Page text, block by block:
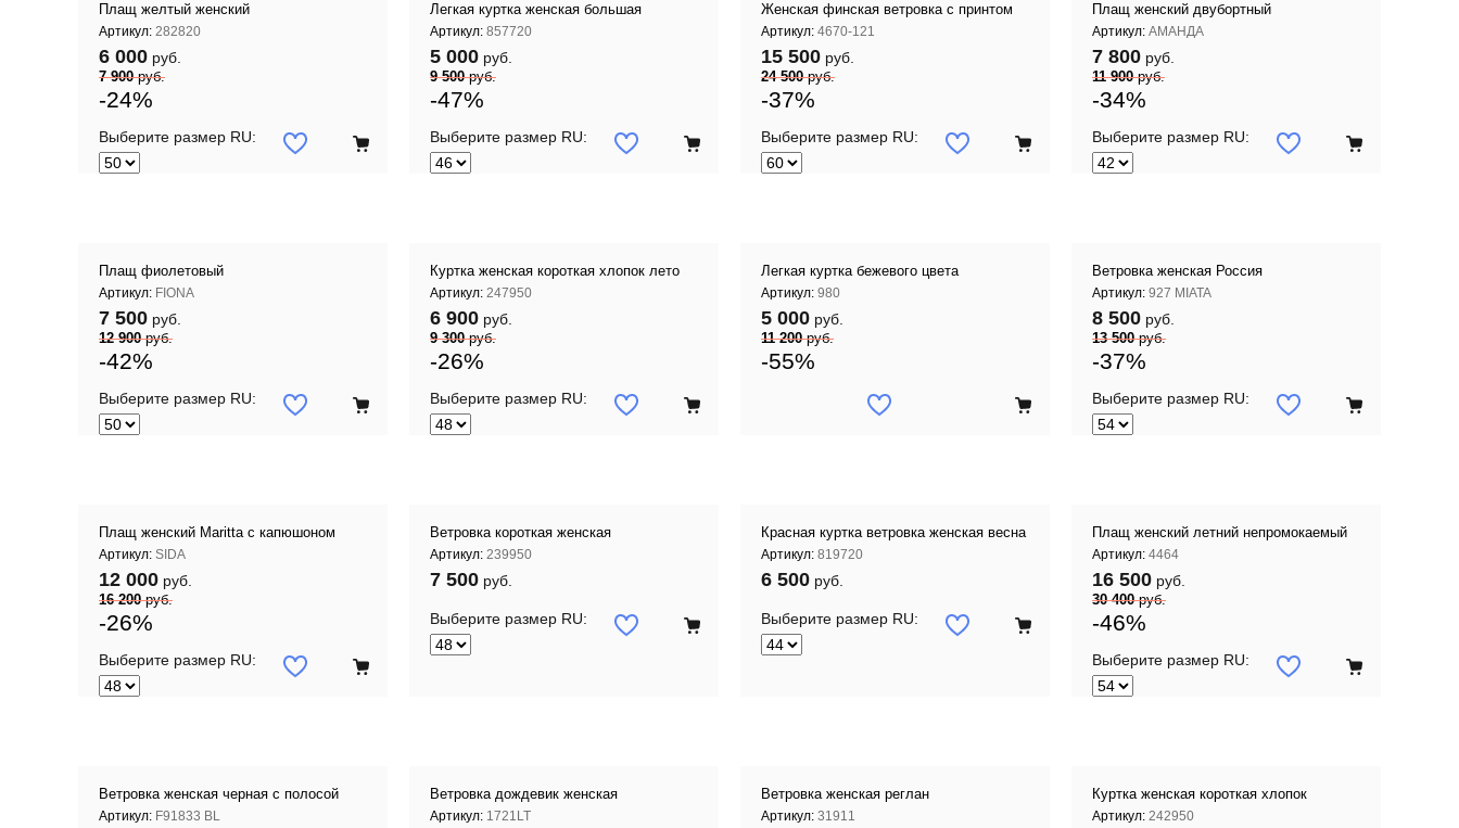
Плащ желтый женский
Артикул: 282820
6 000 руб.
7 900руб.
-24%
Выберите размер RU:
Легкая куртка женская большая
Артикул: 857720
5 000 руб.
9 500руб.
-47%
Выберите размер RU:
Женская финская ветровка с принтом
Артикул: 4670-121
15 500 руб.
24 500руб.
-37%
Выберите размер RU:
Плащ женский двубортный
Артикул: АМАНДА
7 800 руб.
11 900руб.
-34%
Выберите размер RU:
Добавить в корзину
Плащ фиолетовый
Артикул: FIONA
7 500 руб.
12 900руб.
-42%
Выберите размер RU:
Куртка женская короткая хлопок лето
Артикул: 247950
6 900 руб.
9 300руб.
-26%
Выберите размер RU:
Легкая куртка бежевого цвета
Артикул: 980
5 000 руб.
11 200руб.
-55%
Ветровка женская Россия
Артикул: 927 MIATA
8 500 руб.
13 500руб.
-37%
Выберите размер RU:
Добавить в корзину
Плащ женский Maritta с капюшоном
Артикул: SIDA
12 000 руб.
16 200руб.
-26%
Выберите размер RU:
Ветровка короткая женская
Артикул: 239950
7 500 руб.
Выберите размер RU:
Красная куртка ветровка женская весна
Артикул: 819720
6 500 руб.
Выберите размер RU:
Плащ женский летний непромокаемый
Артикул: 4464
16 500 руб.
30 400руб.
-46%
Выберите размер RU:
Добавить в корзину
Ветровка женская черная с полосой
Артикул: F91833 BL
Ветровка дождевик женская
Артикул: 1721LT
Ветровка женская реглан
Артикул: 31911
Куртка женская короткая хлопок
Артикул: 242950